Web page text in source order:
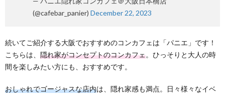
(@cafebar_panier) December 22, 2023
続いてご紹介する大阪でおすすめのコンカフェは「パニエ」です！
こちらは、 隠れ家がコンセプトのコンカフェ。ひっそりと大人の時
間を楽しみたい方にも、おすすめです。
おしゃれでゴージャスな店内は、隠れ家感も満点。日々様々なイベ